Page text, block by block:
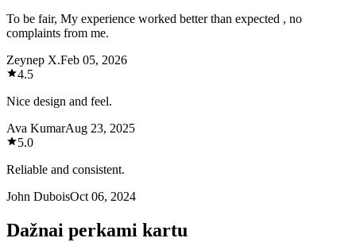
To be fair, My experience worked better than expected , no
complaints from me.
Zeynep X.Feb 05, 2026
4.5
Nice design and feel.
Ava KumarAug 23, 2025
5.0
Reliable and consistent.
John DuboisOct 06, 2024
Dažnai perkami kartu